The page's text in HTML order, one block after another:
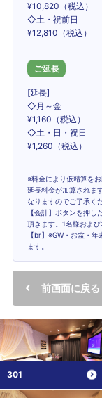
¥10,820（税込）
◇土・祝前日
¥12,810（税込）
ご延長
[延長]
◇月～金
¥1,160（税込）
◇土・日・祝日
¥1,260（税込）
※料金により仮精算を
延長料金が加算されま
なりますのでご了承く
【会計】ボタンを押
頂きます。1名様およ
【br】※GW・お盆・
ます。
前画面に戻る
301